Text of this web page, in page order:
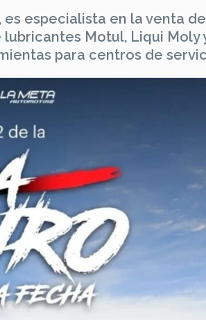
es especialista en la venta de
Motul, Liqui Moly
para centros de